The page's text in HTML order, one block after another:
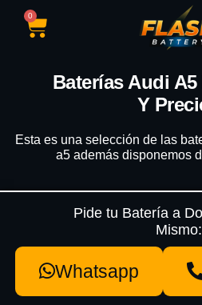
0
Baterías Audi
Y
Esta es una selección de las
a5 además disponemos
Pide tu Batería a
Mismo:
Whatsapp